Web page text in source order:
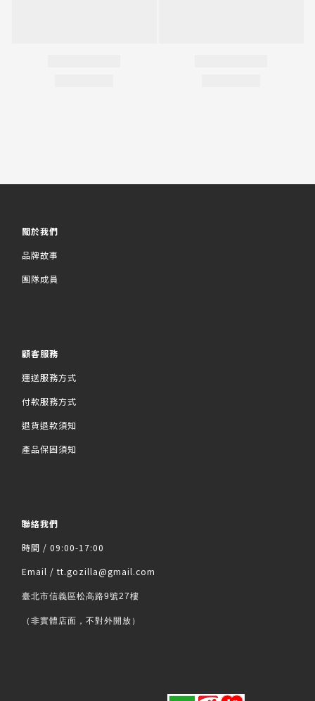
關於我們
品牌故事
團隊成員
顧客服務
運送服務方式
付款服務方式
退貨退款須知
產品保固須知
聯絡我們
時間 / 09:00-17:00
Email / tt.gozilla@gmail.com
臺北市信義區松高路9號27樓
（非實體店面，不對外開放）